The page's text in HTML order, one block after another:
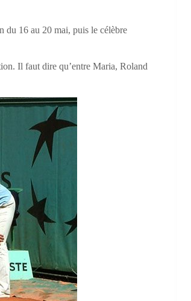
du 16 au 20 mai, puis le célèbre
Il faut dire qu’entre Maria, Roland